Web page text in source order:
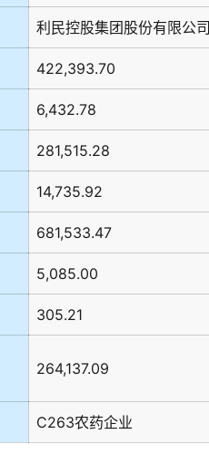
利民控股集团股份有限公司
422,393.70
6,432.78
281,515.28
14,735.92
681,533.47
5,085.00
305.21
264,137.09
C263农药企业